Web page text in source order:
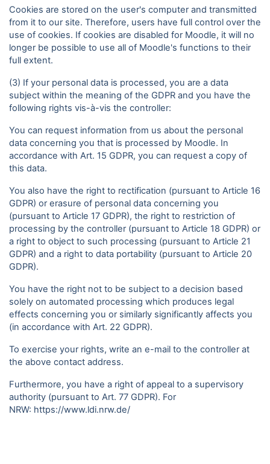
Cookies are stored on the user's computer and transmitted
from it to our site. Therefore, users have full control over the
use of cookies. If cookies are disabled for Moodle, it will no
longer be possible to use all of Moodle's functions to their
full extent.
(3) If your personal data is processed, you are a data
subject within the meaning of the GDPR and you have the
following rights vis-à-vis the controller:
You can request information from us about the personal
data concerning you that is processed by Moodle. In
accordance with Art. 15 GDPR, you can request a copy of
this data.
You also have the right to rectification (pursuant to Article 16
GDPR) or erasure of personal data concerning you
(pursuant to Article 17 GDPR), the right to restriction of
processing by the controller (pursuant to Article 18 GDPR) or
a right to object to such processing (pursuant to Article 21
GDPR) and a right to data portability (pursuant to Article 20
GDPR).
You have the right not to be subject to a decision based
solely on automated processing which produces legal
effects concerning you or similarly significantly affects you
(in accordance with Art. 22 GDPR).
To exercise your rights, write an e-mail to the controller at
the above contact address.
Furthermore, you have a right of appeal to a supervisory
authority (pursuant to Art. 77 GDPR). For
NRW: https://www.ldi.nrw.de/